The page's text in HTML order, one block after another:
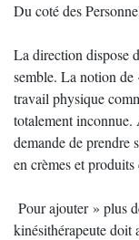
Du coté des
La direction dispose
semble. La notion de
travail physique
totalement inconnue.
demande de prendre
en crèmes et produits
Pour ajouter » plus
kinésithérapeute doit